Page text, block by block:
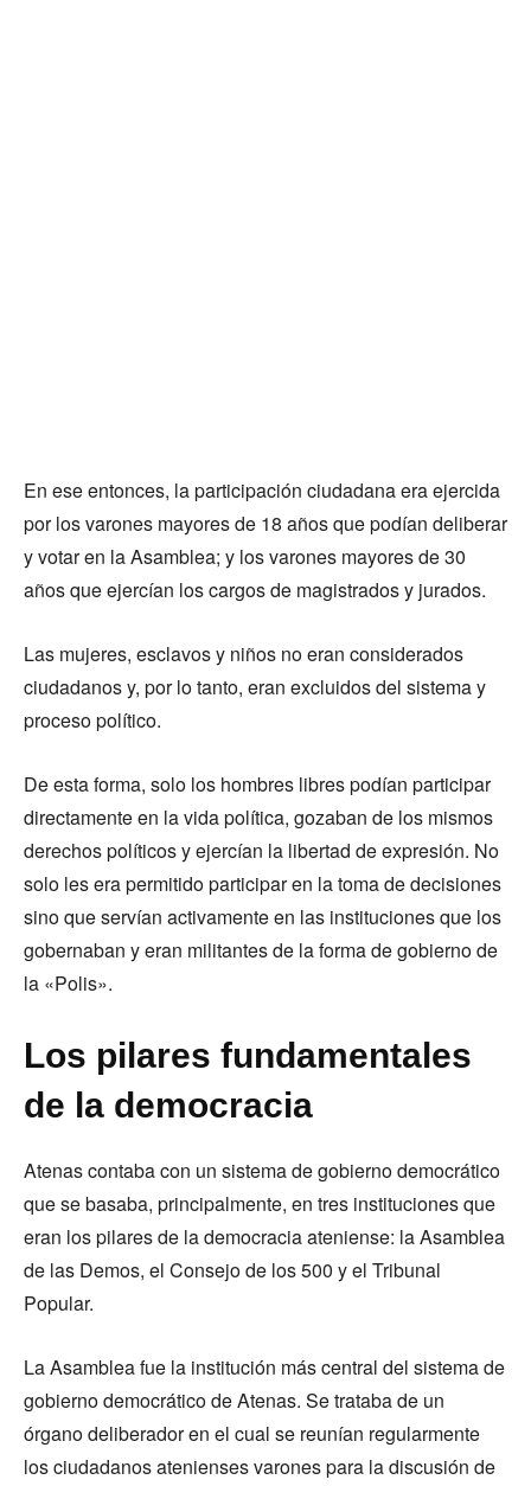
En ese entonces, la participación ciudadana era ejercida
por los varones mayores de 18 años que podían deliberar
y votar en la Asamblea; y los varones mayores de 30
años que ejercían los cargos de magistrados y jurados.
Las mujeres, esclavos y niños no eran considerados
ciudadanos y, por lo tanto, eran excluidos del sistema y
proceso político.
De esta forma, solo los hombres libres podían participar
directamente en la vida política, gozaban de los mismos
derechos políticos y ejercían la libertad de expresión. No
solo les era permitido participar en la toma de decisiones
sino que servían activamente en las instituciones que los
gobernaban y eran militantes de la forma de gobierno de
la «Polis».
Los pilares fundamentales
de la democracia
Atenas contaba con un sistema de gobierno democrático
que se basaba, principalmente, en tres instituciones que
eran los pilares de la democracia ateniense: la Asamblea
de las Demos, el Consejo de los 500 y el Tribunal
Popular.
La Asamblea fue la institución más central del sistema de
gobierno democrático de Atenas. Se trataba de un
órgano deliberador en el cual se reunían regularmente
los ciudadanos atenienses varones para la discusión de